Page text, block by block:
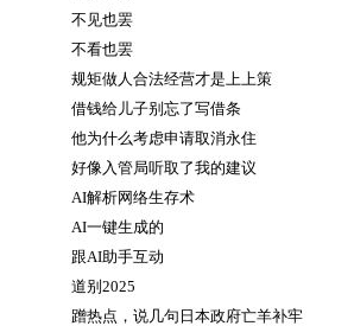
不见也罢
不看也罢
规矩做人合法经营才是上上策
借钱给儿子别忘了写借条
他为什么考虑申请取消永住
好像入管局听取了我的建议
AI解析网络生存术
AI一键生成的
跟AI助手互动
道别2025
蹭热点，说几句日本政府亡羊补牢